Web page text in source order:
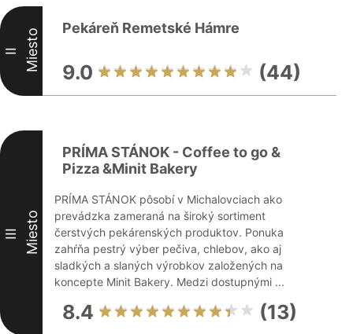
II Miesto Pekáreň Remetské Hámre
9.0 (44)
III Miesto
PRÍMA STÁNOK - Coffee to go &
Pizza &Minit Bakery
PRÍMA STÁNOK pôsobí v Michalovciach ako
prevádzka zameraná na široký sortiment
čerstvých pekárenských produktov. Ponuka
zahŕňa pestrý výber pečiva, chlebov, ako aj
sladkých a slaných výrobkov založených na
koncepte Minit Bakery. Medzi dostupnými ...
8.4 (13)